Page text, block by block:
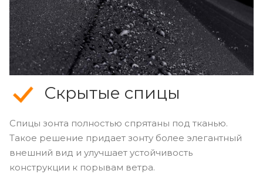
Скрытые спицы
Спицы зонта полностью спрятаны под тканью.
Такое решение придает зонту более элегантный
внешний вид и улучшает устойчивость
конструкции к порывам ветра.